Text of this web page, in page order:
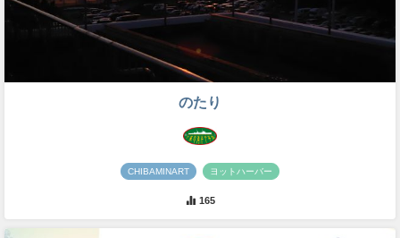
のたり
CHIBAMINART ヨットハーバー
165